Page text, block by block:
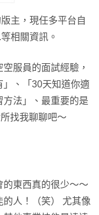
主，現任多平台自
相關資訊。
服員的面試經驗，
」、「30天知道你適
法」、最重要的是
找我聊聊吧～
東西真的很少～～
人！（笑） 尤其像